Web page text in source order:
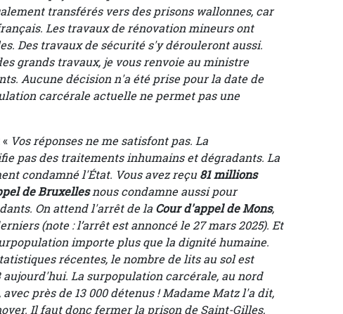
transférés vers des prisons wallonnes, car
Les travaux de rénovation mineurs ont
Des travaux de sécurité s'y dérouleront aussi.
grands travaux, je vous renvoie au ministre
Aucune décision n'a été prise pour la date de
carcérale actuelle ne permet pas une
Vos réponses ne me satisfont pas. La
pas des traitements inhumains et dégradants. La
condamné l'État. Vous avez reçu81 millions
de Bruxellesnous condamne aussi pour
On attend l'arrêt de laCour d'appel de Mons,
(note : l’arrêt est annoncé le 27 mars 2025). Et
importe plus que la dignité humaine.
récentes, le nombre de lits au sol est
aujourd'hui. La surpopulation carcérale, au nord
près de 13 000 détenus ! Madame Matz l'a dit,
Il faut donc fermer la prison de Saint-Gilles,